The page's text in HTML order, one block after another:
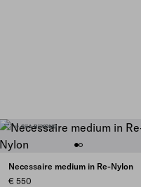
Necessaire medium in Re-Nylon
€ 550